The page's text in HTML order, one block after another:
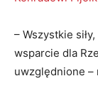
– Wszystkie
wsparcie dla
uwzględnione –